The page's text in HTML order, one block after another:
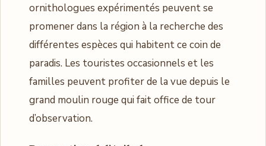
ornithologues expérimentés peuvent se
promener dans la région à la recherche des
différentes espèces qui habitent ce coin de
paradis. Les touristes occasionnels et les
familles peuvent profiter de la vue depuis le
grand moulin rouge qui fait office de tour
d’observation.